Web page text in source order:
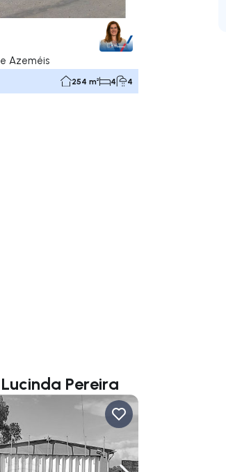
Azeméis
254 m² 4 4
Pereira